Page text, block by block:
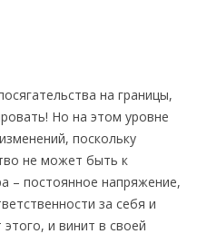
на границы,
Но на этом уровне
поскольку
не может быть к
– постоянное напряжение,
за себя и
и винит в своей